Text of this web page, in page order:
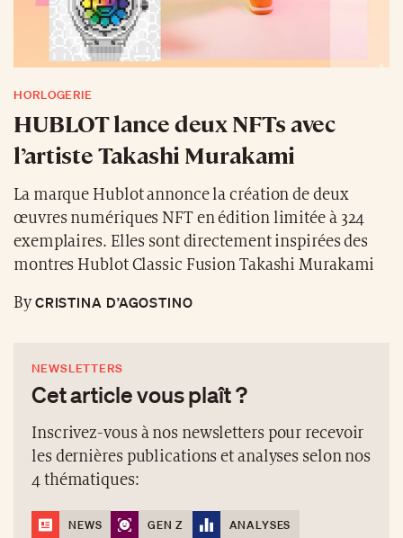
HORLOGERIE
HUBLOT lance deux NFTs avec
l’artiste Takashi Murakami
La marque Hublot annonce la création de deux
œuvres numériques NFT en édition limitée à 324
exemplaires. Elles sont directement inspirées des
montres Hublot Classic Fusion Takashi Murakami
ByCRISTINA D’AGOSTINO
NEWSLETTERS
Cet article vous plaît ?
Inscrivez-vous à nos newsletters pour recevoir
les dernières publications et analyses selon nos
4 thématiques:
NEWS GEN Z
ANALYSES